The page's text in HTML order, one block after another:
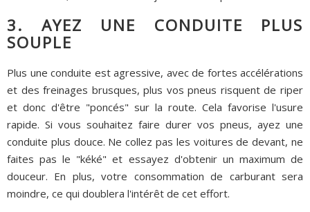
3. AYEZ UNE CONDUITE PLUS
SOUPLE
Plus une conduite est agressive, avec de fortes accélérations
et des freinages brusques, plus vos pneus risquent de riper
et donc d'être "poncés" sur la route. Cela favorise l'usure
rapide. Si vous souhaitez faire durer vos pneus, ayez une
conduite plus douce. Ne collez pas les voitures de devant, ne
faites pas le "kéké" et essayez d'obtenir un maximum de
douceur. En plus, votre consommation de carburant sera
moindre, ce qui doublera l'intérêt de cet effort.